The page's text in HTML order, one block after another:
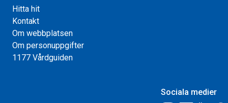
Hitta hit
Kontakt
Om webbplatsen
Om personuppgifter
1177 Vårdguiden
Sociala medier